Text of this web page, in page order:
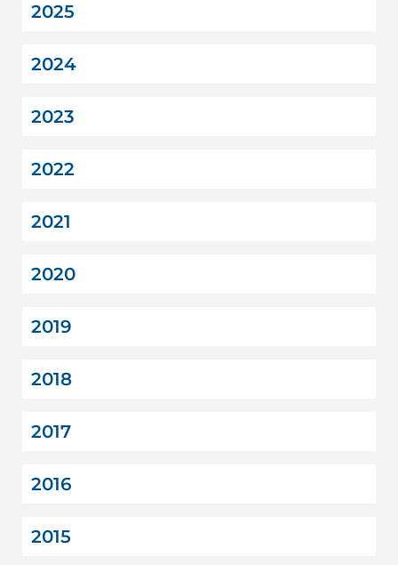
2025
2024
2023
2022
2021
2020
2019
2018
2017
2016
2015